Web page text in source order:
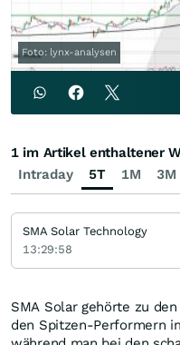
Foto: lynx-analysen
SMA Solar gehörte zu
den Spitzen-Performern
Intraday 5T 1M 3M
1 im Artikel enthaltener
SMA Solar Technology
13:29:58